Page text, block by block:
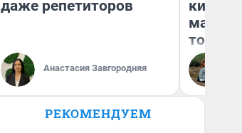
даже репетиторов
Анастасия Завгородняя
того
РЕКОМЕНДУЕМ